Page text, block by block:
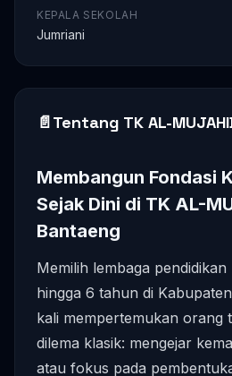
KEPALA SEKOLAH
Jumriani
📄Tentang TK AL-
Membangun Fondasi
Sejak Dini di TK AL-
Bantaeng
Memilih lembaga
hingga 6 tahun di
kali mempertemukan orang
dilema klasik: mengejar
atau fokus pada